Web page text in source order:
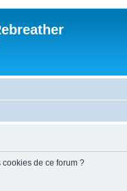
de ce forum ?